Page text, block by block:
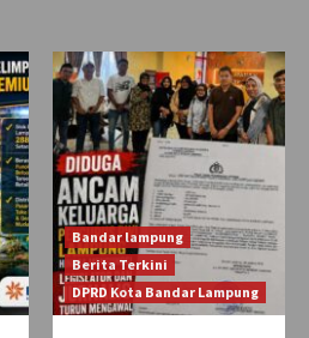
Bandar lampung
Berita Terkini
DPRD Kota Bandar Lampung